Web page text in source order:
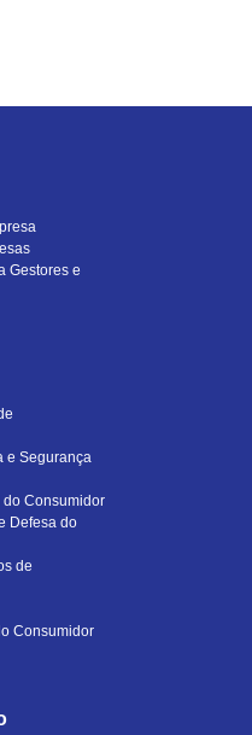
Gestores e
e Segurança
Consumidor
Defesa do
de
Consumidor